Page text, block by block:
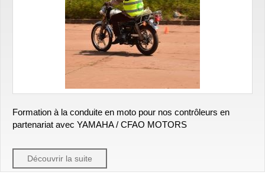
Formation à la conduite en moto pour nos contrôleurs en
partenariat avec YAMAHA / CFAO MOTORS
Découvrir la suite